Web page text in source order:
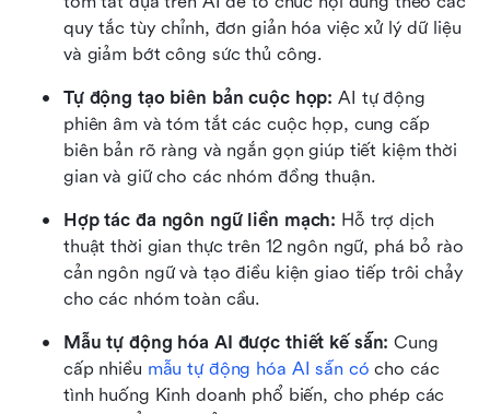
quy tắc tùy chỉnh, đơn giản hóa việc xử lý dữ liệu
và giảm bớt công sức thủ công.
Tự động tạo biên bản cuộc họp: AI tự động
phiên âm và tóm tắt các cuộc họp, cung cấp
biên bản rõ ràng và ngắn gọn giúp tiết kiệm thời
gian và giữ cho các nhóm đồng thuận.
Hợp tác đa ngôn ngữ liền mạch: Hỗ trợ dịch
thuật thời gian thực trên 12 ngôn ngữ, phá bỏ rào
cản ngôn ngữ và tạo điều kiện giao tiếp trôi chảy
cho các nhóm toàn cầu.
Mẫu tự động hóa AI được thiết kế sẵn: Cung
cấp nhiều mẫu tự động hóa AI sẵn có cho các
tình huống Kinh doanh phổ biến, cho phép các